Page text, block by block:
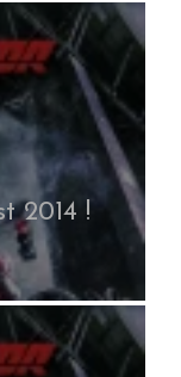
2014 !